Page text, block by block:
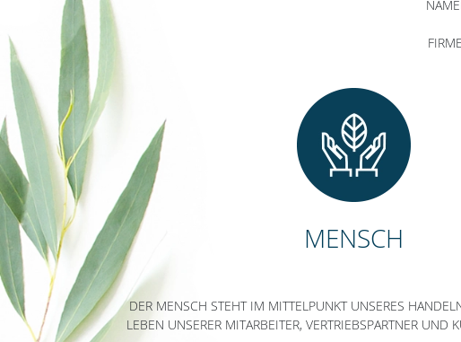
MENSCH
DER MENSCH STEHT IM MITTELPUNKT UNSERES
LEBEN UNSERER MITARBEITER, VERTRIEBSPARTNER UND